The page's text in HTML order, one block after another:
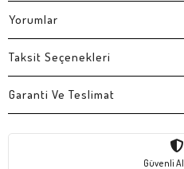
Yorumlar
Taksit Seçenekleri
Garanti Ve Teslimat
Güvenli